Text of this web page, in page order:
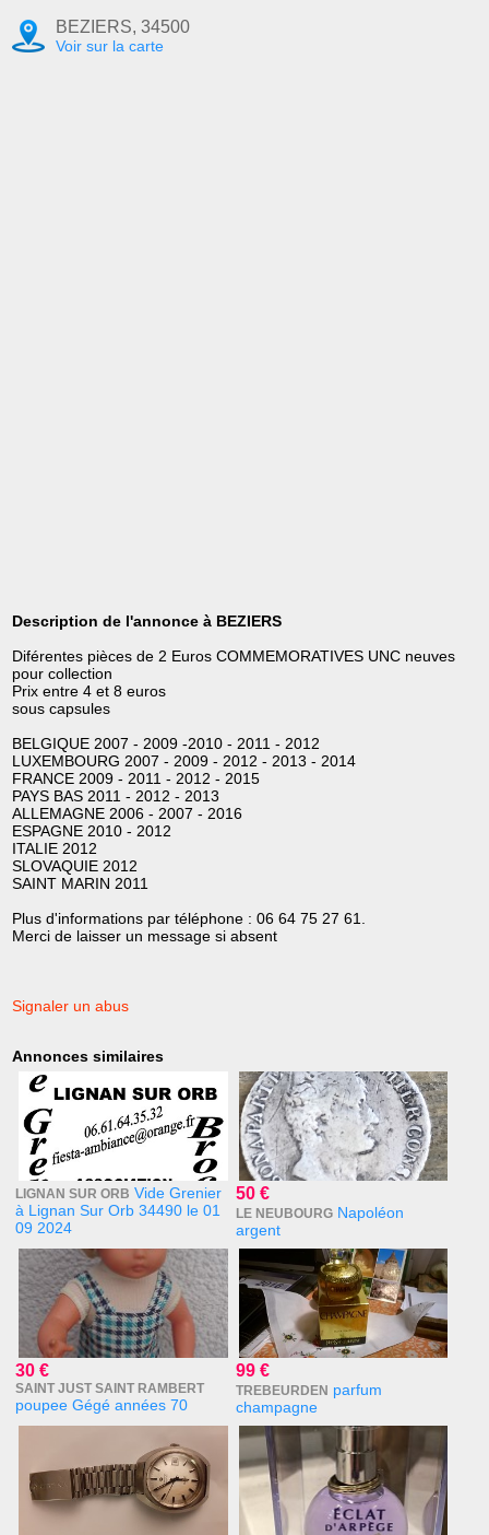
BEZIERS, 34500
Voir sur la carte
Description de l'annonce à BEZIERS
Diférentes pièces de 2 Euros COMMEMORATIVES UNC neuves
pour collection
Prix entre 4 et 8 euros
sous capsules
BELGIQUE 2007 - 2009 -2010 - 2011 - 2012
LUXEMBOURG 2007 - 2009 - 2012 - 2013 - 2014
FRANCE 2009 - 2011 - 2012 - 2015
PAYS BAS 2011 - 2012 - 2013
ALLEMAGNE 2006 - 2007 - 2016
ESPAGNE 2010 - 2012
ITALIE 2012
SLOVAQUIE 2012
SAINT MARIN 2011
Plus d'informations par téléphone : 06 64 75 27 61.
Merci de laisser un message si absent
Signaler un abus
Annonces similaires
LIGNAN SUR ORB Vide Grenier
à Lignan Sur Orb 34490 le 01
09 2024
50 €
LE NEUBOURG Napoléon
argent
30 €
SAINT JUST SAINT RAMBERT
poupee Gégé années 70
99 €
TREBEURDEN parfum
champagne